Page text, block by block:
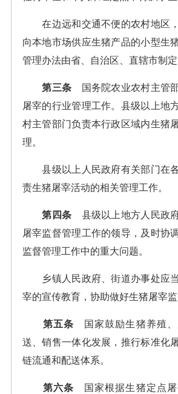
在边远和交通不便的农村地区
向本地市场供应生猪产品的小型生
管理办法由省、自治区、直辖市制定
第三条 国务院农业农村主管
屠宰的行业管理工作。县级以上地
村主管部门负责本行政区域内生猪
理。
县级以上人民政府有关部门在各
责生猪屠宰活动的相关管理工作。
第四条 县级以上地方人民政
屠宰监督管理工作的领导，及时协
监督管理工作中的重大问题。
乡镇人民政府、街道办事处应
宰的宣传教育，协助做好生猪屠宰监
第五条 国家鼓励生猪养殖、
送、销售一体化发展，推行标准化
链流通和配送体系。
第六条 国家根据生猪定点屠